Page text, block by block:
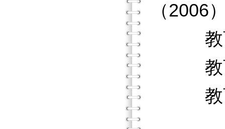
（2006
教育
教育
教育